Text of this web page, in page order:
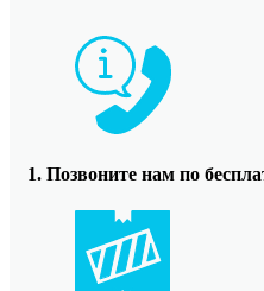
1. Позвоните нам по